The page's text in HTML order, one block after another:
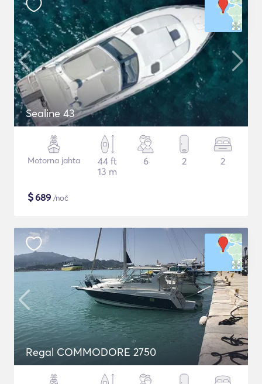
Sealine 43
Motorna jahta
44 ft
13 m
6 2 2
$689 /noč
Regal COMMODORE 2750